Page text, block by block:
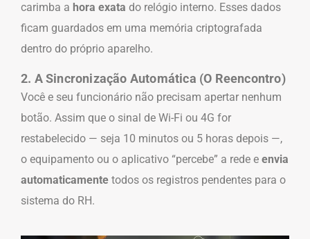
carimba a hora exata do relógio interno. Esses dados
ficam guardados em uma memória criptografada
dentro do próprio aparelho.
2. A Sincronização Automática (O Reencontro)
Você e seu funcionário não precisam apertar nenhum
botão. Assim que o sinal de Wi-Fi ou 4G for
restabelecido — seja 10 minutos ou 5 horas depois —,
o equipamento ou o aplicativo “percebe” a rede e envia
automaticamente todos os registros pendentes para o
sistema do RH.